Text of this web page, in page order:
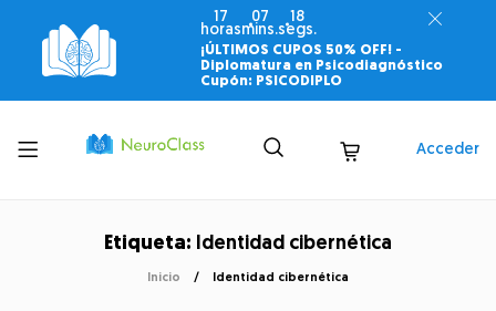
17
horas
07
mins.
18
segs.
¡ÚLTIMOS CUPOS 50% OFF! -
Diplomatura en Psicodiagnóstico
Cupón: PSICODIPLO
Toggle
menu
Acceder
Etiqueta: Identidad cibernética
Inicio Identidad cibernética